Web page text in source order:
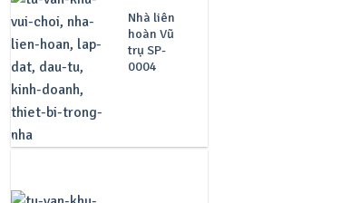
Nhà liên
hoàn Vũ
trụ SP-
0004